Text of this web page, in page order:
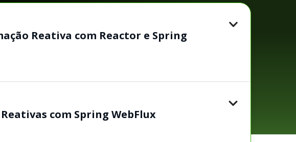
Reativa com Reactor e Spring
com Spring WebFlux